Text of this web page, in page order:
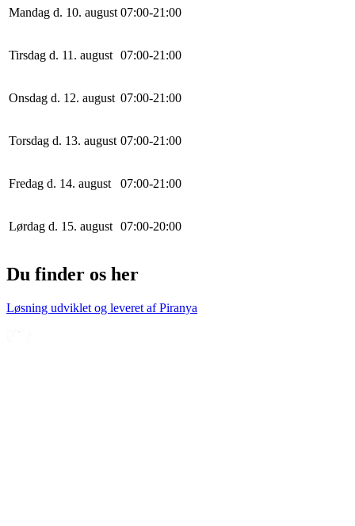
Mandag d. 10. august 07:00-21 :00
Tirsdag d. 11. august 07:00-21 :00
Onsdag d. 12. august 07:00-21 :00
Torsdag d. 13. august 07:00-21 :00
Fredag d. 14. august 07:00-21 :00
Lørdag d. 15. august 07:00-20:00
Du finder os her
Løsning udviklet og leveret afPiranya